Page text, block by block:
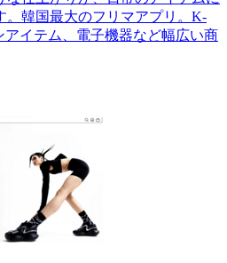
。韓国最大のフリマアプリ。K-
アイテム、電子機器など幅広い商